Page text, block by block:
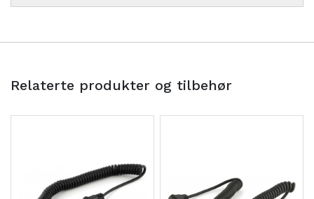
Relaterte produkter og tilbehør